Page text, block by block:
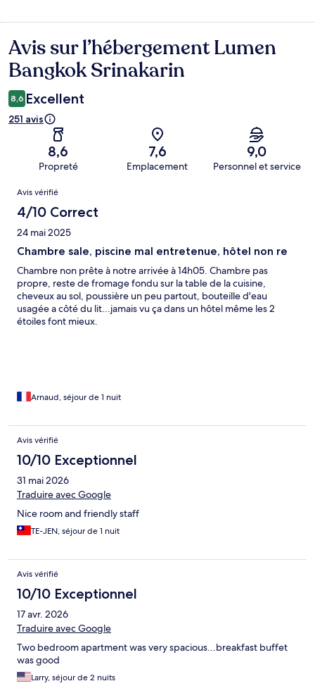
Avis
Avis sur l’hébergement Lumen
Bangkok Srinakarin
8,6 Excellent
251 avis
8,6
Propreté
7,6
Emplacement
9,0
Personnel et service
Avis
Avis vérifié
4/10 Correct
24 mai 2025
Chambre sale, piscine mal entretenue, hôtel non re
Chambre non prête à notre arrivée à 14h05. Chambre pas
propre, reste de fromage fondu sur la table de la cuisine,
cheveux au sol, poussière un peu partout, bouteille d'eau
usagée a côté du lit...jamais vu ça dans un hôtel même les 2
étoiles font mieux.
Arnaud, séjour de 1 nuit
Avis vérifié
10/10 Exceptionnel
31 mai 2026
Traduire avec Google
Nice room and friendly staff
TE-JEN, séjour de 1 nuit
Avis vérifié
10/10 Exceptionnel
17 avr. 2026
Traduire avec Google
Two bedroom apartment was very spacious...breakfast buffet
was good
Larry, séjour de 2 nuits